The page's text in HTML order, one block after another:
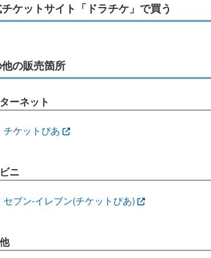
ケットサイト「ドラチケ」で買う
の販売箇所
ーネット
チケットぴあ
ニ
セブン-イレブン(チケットぴあ)